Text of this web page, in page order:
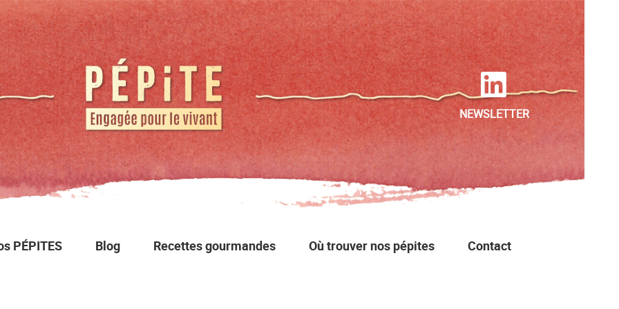
NEWSLETTER
PÉPITES Blog Recettes gourmandes Où trouver nos pépites Contact